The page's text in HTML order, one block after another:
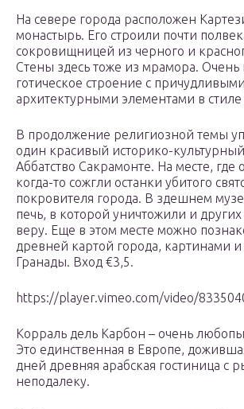
На севере города расположен
монастырь. Его строили почти
сокровищницей из черного и
Стены здесь тоже из мрамора. Очень
готическое строение с причудливыми
архитектурными элементами в стиле
В продолжение религиозной темы
один красивый историко-
Аббатство Сакрамонте. На месте, где
когда-то сожгли останки убитого
покровителя города. В здешнем
печь, в которой уничтожили и
веру. Еще в этом месте можно
древней картой города, картинами и
Гранады. Вход €3,5.
https://player.vimeo.com/video/
Корраль дель Карбон – очень
Это единственная в Европе,
дней древняя арабская гостиница с
неподалеку.